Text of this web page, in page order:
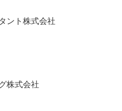
ント株式会社
株式会社